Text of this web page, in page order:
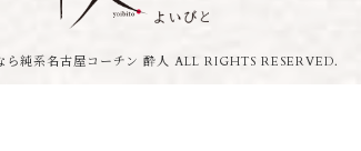
純系名古屋コーチン 酔人 ALL RIGHTS RESERVED.